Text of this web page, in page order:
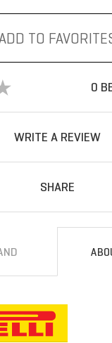
TO
0
WRITE A REVIEW
SHARE